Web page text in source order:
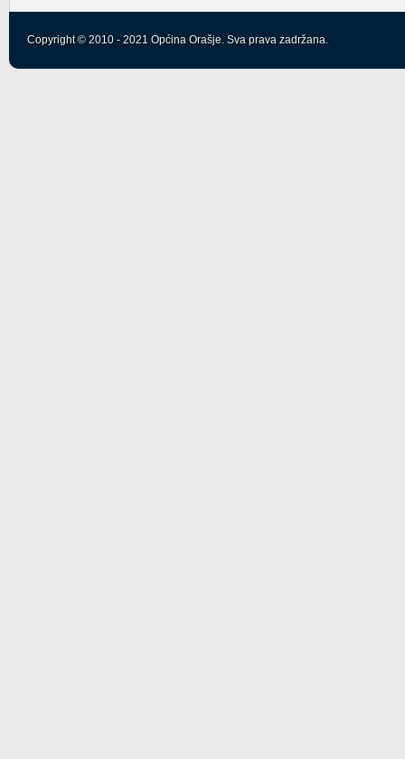
Copyright © 2010 - 2021 Općina Orašje. Sva prava zadržana.